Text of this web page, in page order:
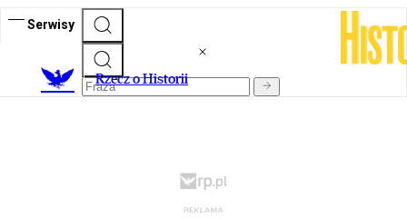
Serwisy
Rzecz o Historii